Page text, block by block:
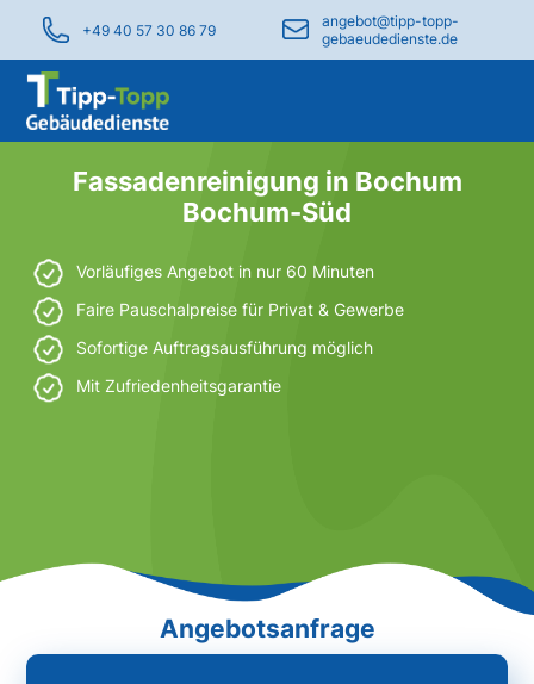
+49 40 57 30 86 79
angebot@tipp-topp-
gebaeudedienste.de
Fassadenreinigung in Bochum
Bochum-Süd
Vorläufiges Angebot in nur 60 Minuten
Faire Pauschalpreise für Privat & Gewerbe
Sofortige Auftragsausführung möglich
Mit Zufriedenheitsgarantie